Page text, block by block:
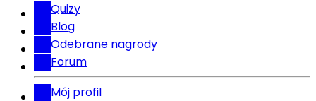
Quizy
Blog
Odebrane nagrody
Forum
Mój profil